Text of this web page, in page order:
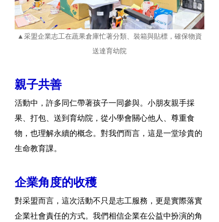
▲采盟企業志工在蔬果倉庫忙著分類、裝箱與貼標，確保物資
送達育幼院
親子共善
活動中，許多同仁帶著孩子一同參與。小朋友親手採
果、打包、送到育幼院，從小學會關心他人、尊重食
物，也理解永續的概念。對我們而言，這是一堂珍貴的
生命教育課。
企業角度的收穫
對采盟而言，這次活動不只是志工服務，更是實際落實
企業社會責任的方式。我們相信企業在公益中扮演的角